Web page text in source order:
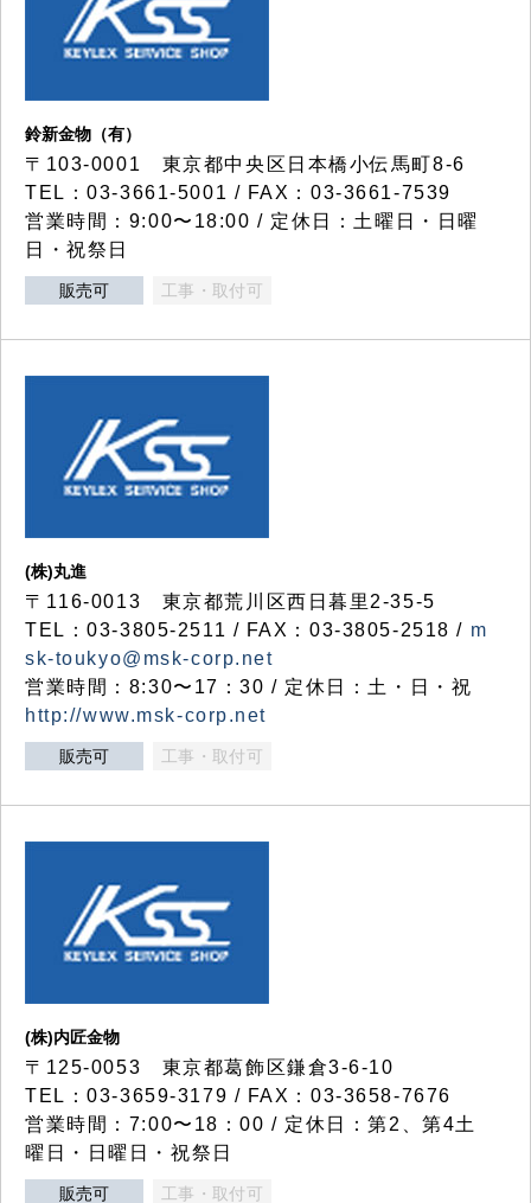
鈴新金物（有）
〒103-0001 東京都中央区日本橋小伝馬町8-6
TEL：03-3661-5001 / FAX：03-3661-7539
営業時間：9:00〜18:00 / 定休日：土曜日・日曜
日・祝祭日
販売可 工事・取付可
(株)丸進
〒116-0013 東京都荒川区西日暮里2-35-5
TEL：03-3805-2511 / FAX：03-3805-2518 / m
sk-toukyo@msk-corp.net
営業時間：8:30〜17：30 / 定休日：土・日・祝
http://www.msk-corp.net
販売可 工事・取付可
(株)内匠金物
〒125-0053 東京都葛飾区鎌倉3-6-10
TEL：03-3659-3179 / FAX：03-3658-7676
営業時間：7:00〜18：00 / 定休日：第2、第4土
曜日・日曜日・祝祭日
販売可 工事・取付可